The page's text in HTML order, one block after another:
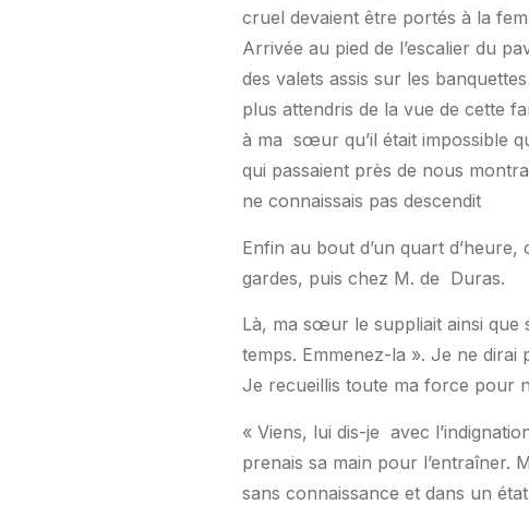
cruel devaient être portés à la
Arrivée au pied de l’escalier du
des valets assis sur les
plus attendris de la vue de cette
à ma sœur qu’il était impossible
qui passaient près de nous
ne connaissais pas descendit
Enfin au bout d’un quart
gardes, puis chez M. de Duras.
Là, ma sœur le suppliait ainsi que
temps. Emmenez-la ». Je ne
Je recueillis toute ma force pour
« Viens, lui dis-je avec
prenais sa main pour l’entraîner.
sans connaissance et dans un